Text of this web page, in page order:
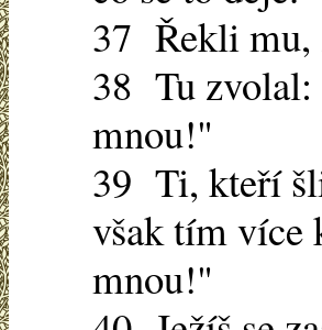
37 Řekli mu,
38 Tu zvolal:
mnou!"
39 Ti, kteří
však tím více
mnou!"